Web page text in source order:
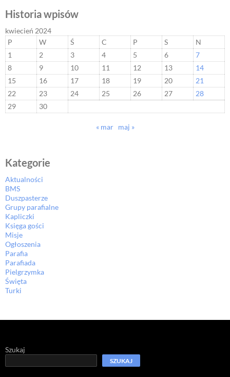
Historia wpisów
kwiecień 2024
P
W Ś C P S
N
1
2 3 4 5 6
7
8
9 10 11 12 13
14
15
16 17 18 19 20
21
22
23 24 25 26 27
28
29
30
« mar maj »
Kategorie
Aktualności
BMS
Duszpasterze
Grupy parafialne
Kapliczki
Księga gości
Misje
Ogłoszenia
Parafia
Parafiada
Pielgrzymka
Święta
Turki
Szukaj
SZUKAJ